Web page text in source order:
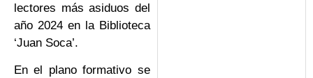
lectores más asiduos del
año 2024 en la Biblioteca
‘Juan Soca’.
En el plano formativo se